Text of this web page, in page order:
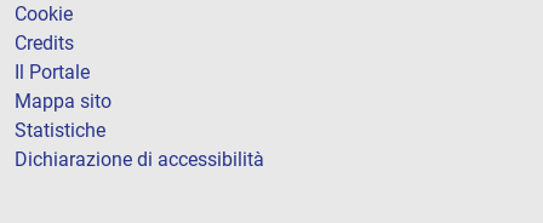
Cookie
Credits
Il Portale
Mappa sito
Statistiche
Dichiarazione di accessibilità